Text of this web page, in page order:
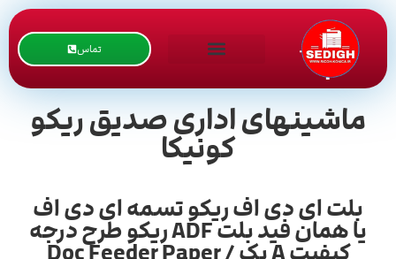
تماس
ماشینهای اداری صدیق ریکو
کونیکا
بلت ای دی اف ریکو تسمه ای دی اف
یا همان فید بلت ADF ریکو طرح درجه